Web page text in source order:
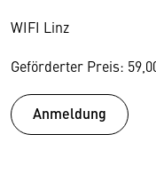
WIFI Linz
Geförderter Preis:
Anmeldung